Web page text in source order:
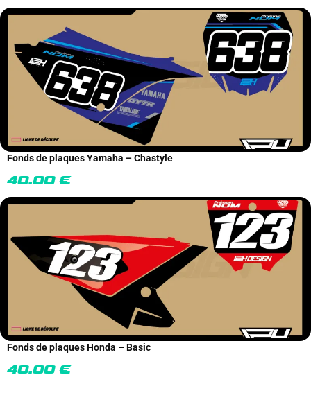
Fonds de plaques Yamaha – Chastyle
40.00 €
Fonds de plaques Honda – Basic
40.00 €